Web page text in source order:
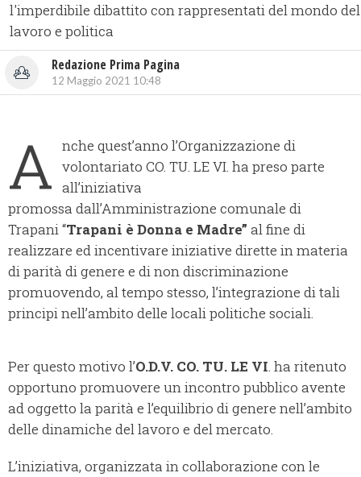
l'imperdibile dibattito con rappresentati del mondo del
lavoro e politica
Redazione Prima Pagina
12 Maggio 2021 10:48
A nche quest’anno l’Organizzazione di
volontariato CO. TU. LE VI. ha preso parte
all’iniziativa
promossa dall’Amministrazione comunale di
Trapani “Trapani è Donna e Madre” al fine di
realizzare ed incentivare iniziative dirette in materia
di parità di genere e di non discriminazione
promuovendo, al tempo stesso, l’integrazione di tali
principi nell’ambito delle locali politiche sociali.
Per questo motivo l’O.D.V. CO. TU. LE VI. ha ritenuto
opportuno promuovere un incontro pubblico avente
ad oggetto la parità e l’equilibrio di genere nell’ambito
delle dinamiche del lavoro e del mercato.
L’iniziativa, organizzata in collaborazione con le